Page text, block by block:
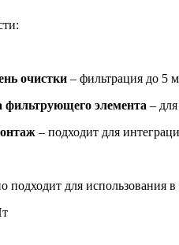
очистки – фильтрация до 5
фильтрующего элемента –
– подходит для
подходит для использования